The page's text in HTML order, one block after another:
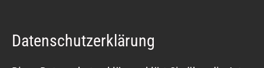
Datenschutzerklärung